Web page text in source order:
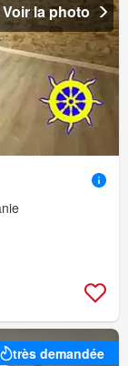
Voir la photo
très demandée